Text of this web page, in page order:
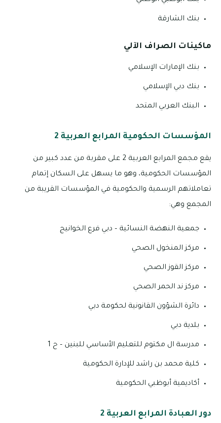
بنك الشارقة
ماكينات الصراف الآلي
بنك الإمارات الإسلامي
بنك دبي الإسلامي
البنك العربي المتحد
المؤسسات الحكومية المرابع العربية 2
يقع مجمع المرابع العربية 2 على مقربة من عدد كبير من
المؤسسات الحكومية، وهو ما يسهل على السكان إتمام
تعاملاتهم الرسمية والحكومية في المؤسسات القريبة من
المجمع وهي:
جمعية النهضة النسائية – دبي فرع الخوانيج
مركز المنخول الصحي
مركز القوز الصحي
مركز ند الحمر الصحي
دائرة الشؤون القانونية لحكومة دبي
بلدية دبي
مدرسة ال مكتوم للتعليم الأساسي للبنين – ح 1
كلية محمد بن راشد للإدارة الحكومية
أكاديمية أبوظبي الحكومية
دور العبادة المرابع العربية 2